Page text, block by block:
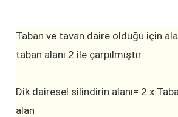
Taban ve tavan daire olduğu için
taban alanı 2 ile çarpılmıştır.
Dik dairesel silindirin alanı= 2 x
alan